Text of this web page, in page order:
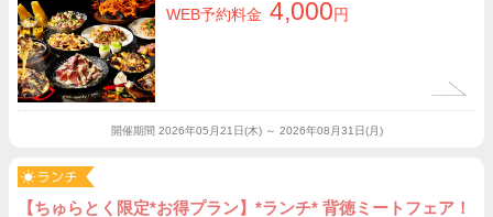
WEB予約料金 4,000円
開催期間 2026年05月21日(木) ～ 2026年08月31日(月)
【ちゅらとく限定*お得プラン】*ランチ* 背徳ミートフェア！